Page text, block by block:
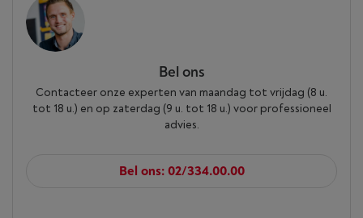
Bel ons
Contacteer onze experten van maandag tot vrijdag (8 u.
tot 18 u.) en op zaterdag (9 u. tot 18 u.) voor professioneel
advies.
Bel ons: 02/334.00.00